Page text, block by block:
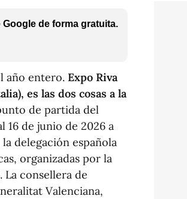
de forma gratuita.
año entero. Expo Riva
es las dos cosas a la
de partida del
16 de junio de 2026 a
delegación española
organizadas por la
La consellera de
Valenciana,